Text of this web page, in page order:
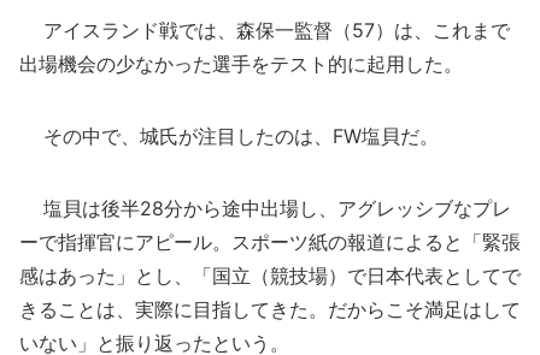
アイスランド戦では、森保一監督（57）は、これまで
出場機会の少なかった選手をテスト的に起用した。
その中で、城氏が注目したのは、FW塩貝だ。
塩貝は後半28分から途中出場し、アグレッシブなプレ
ーで指揮官にアピール。スポーツ紙の報道によると「緊張
感はあった」とし、「国立（競技場）で日本代表としてで
きることは、実際に目指してきた。だからこそ満足はして
いない」と振り返ったという。